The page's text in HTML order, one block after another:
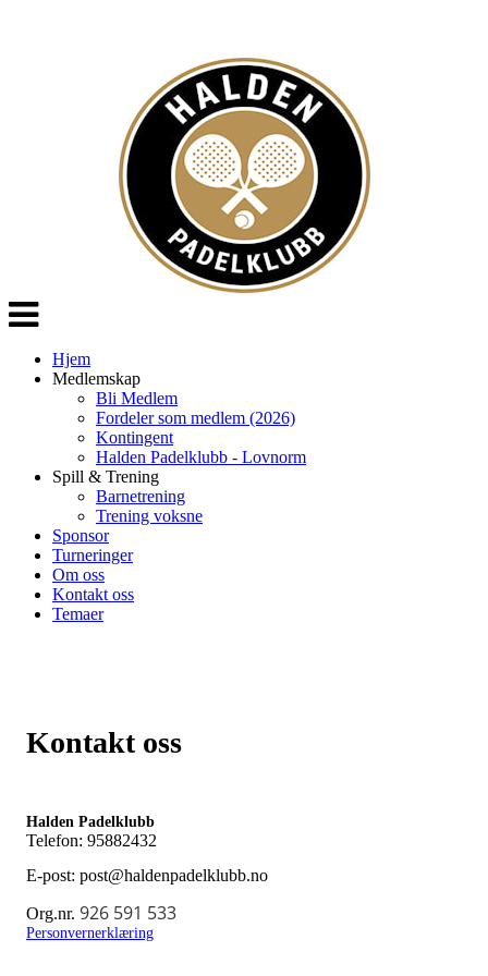
Veksle
navigasjon
Hjem
Medlemskap
Bli Medlem
Fordeler som medlem (2026)
Kontingent
Halden Padelklubb - Lovnorm
Spill & Trening
Barnetrening
Trening voksne
Sponsor
Turneringer
Om oss
Kontakt oss
Temaer
Kontakt oss
Halden Padelklubb
Telefon: 95882432
E-post: post@haldenpadelklubb.no
Org.nr. 926 591 533
Personvernerklæring